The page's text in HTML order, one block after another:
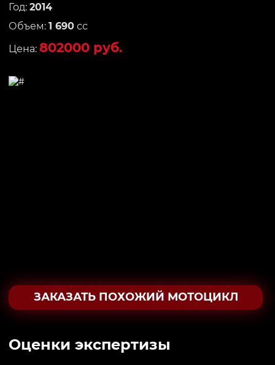
Год: 2014
Объем: 1 690 сс
Цена: 802000 руб.
ЗАКАЗАТЬ ПОХОЖИЙ МОТОЦИКЛ
Oценки экспертизы